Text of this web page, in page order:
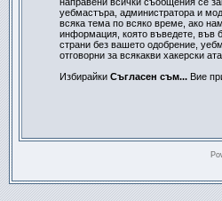
уебмастъра, администратора и
всяка тема по всяко време, ако
информация, която въведете, във
страни без вашето одобрение,
отговорни за всякакви хакерски
Избирайки Съгласен съм...Вие